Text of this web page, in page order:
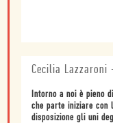
Cecilia Lazzaroni
Intorno a noi è pieno
che parte iniziare con
disposizione gli uni